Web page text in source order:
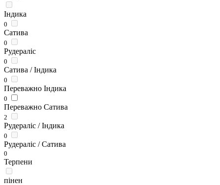
Індика
0
Сатива
0
Рудераліс
0
Сатива / Індика
0
Переважно Індика
0
Переважно Сатива
2
Рудераліс / Індика
0
Рудераліс / Сатива
0
Терпени
пінен